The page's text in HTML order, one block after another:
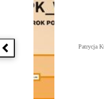
Poprzednia książka
Patrycja